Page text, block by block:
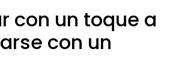
con un toque a
con un